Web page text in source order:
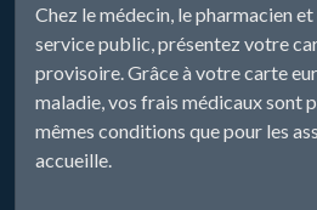
Chez le médecin, le pharmacien
service public, présentez votre
provisoire. Grâce à votre carte
maladie, vos frais médicaux sont
mêmes conditions que pour les
accueille.